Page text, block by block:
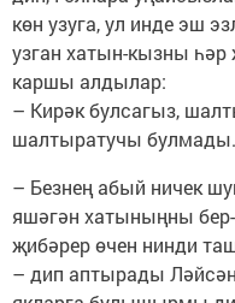
көн узуга, ул инде эш
узган хатын-кызны һәр
каршы алдылар:
– Кирәк булсагыз,
шалтыратучы булмады.
– Безнең абый ничек
яшәгән хатыныңны
җибәрер өчен нинди
– дип аптырады